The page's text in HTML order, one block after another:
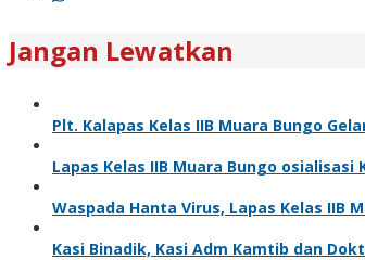
Jangan Lewatkan
Plt. Kalapas Kelas IIB Muara Bungo
Lapas Kelas IIB Muara Bungo
Waspada Hanta Virus, Lapas Kelas IIB
Kasi Binadik, Kasi Adm Kamtib dan